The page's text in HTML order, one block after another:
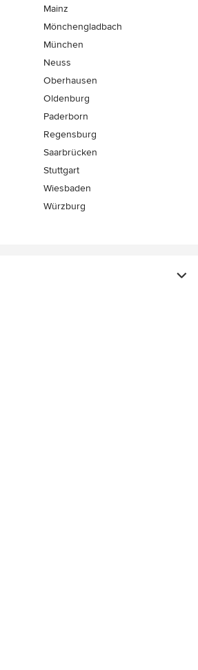
Mainz
Mönchen­gladbach
München
Neuss
Oberhausen
Oldenburg
Paderborn
Regensburg
Saarbrücken
Stuttgart
Wiesbaden
Würzburg